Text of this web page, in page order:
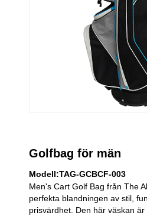
Golfbag för män
Modell:TAG-GCBCF-003
Men's Cart Golf Bag från The
perfekta blandningen av stil,
prisvärdhet. Den här väskan